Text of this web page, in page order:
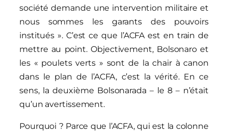
société demande une intervention militaire et
nous sommes les garants des pouvoirs
institués ». C’est ce que l’ACFA est en train de
mettre au point. Objectivement, Bolsonaro et
les « poulets verts » sont de la chair à canon
dans le plan de l’ACFA, c’est la vérité. En ce
sens, la deuxième Bolsonarada – le 8 – n’était
qu’un avertissement.
Pourquoi ? Parce que l’ACFA, qui est la colonne